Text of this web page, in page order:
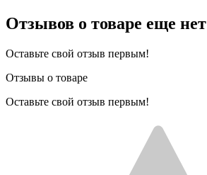
Отзывов о товаре еще нет
Оставьте свой отзыв первым!
Отзывы о товаре
Оставьте свой отзыв первым!